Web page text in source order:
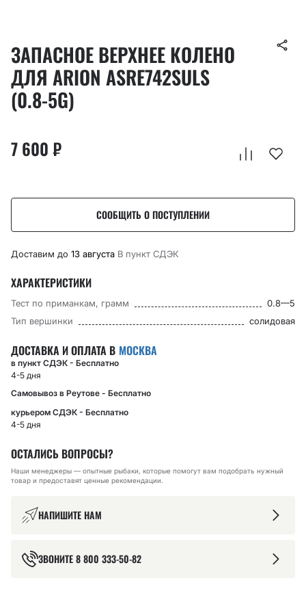
ЗАПАСНОЕ ВЕРХНЕЕ КОЛЕНО
ДЛЯ ARION ASRE742SULS
(0.8-5G)
7 600₽
СООБЩИТЬ О ПОСТУПЛЕНИИ
Доставим до 13 августа В пункт CДЭК
ХАРАКТЕРИСТИКИ
Тест по приманкам, грамм
0.8—5
Тип вершинки
солидовая
ДОСТАВКА И ОПЛАТА В МОСКВА
в пункт СДЭК - Бесплатно
4-5 дня
Самовывоз в Реутове - Бесплатно
курьером СДЭК - Бесплатно
4-5 дня
ОСТАЛИСЬ ВОПРОСЫ?
Наши менеджеры — опытные рыбаки, которые помогут вам подобрать нужный
товар и предоставят ценные рекомендации.
НАПИШИТЕ НАМ
ЗВОНИТЕ8 800 333-50-82